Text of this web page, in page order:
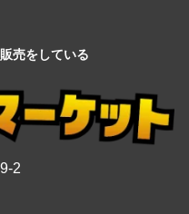
売をしている